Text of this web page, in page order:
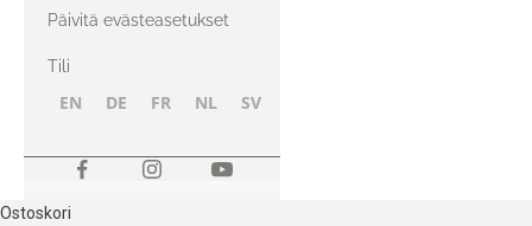
kanssa
Päivitä evästeasetukset
Tili
EN DE FR NL SV
Ostoskori